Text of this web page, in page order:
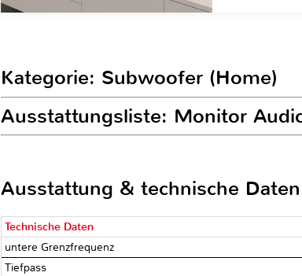
Kategorie: Subwoofer (Home)
Ausstattungsliste: Monitor
Ausstattung & technische Daten
Technische Daten
untere Grenzfrequenz
Tiefpass